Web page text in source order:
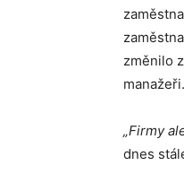
změnilo
manažeři.
„Firmy
dnes